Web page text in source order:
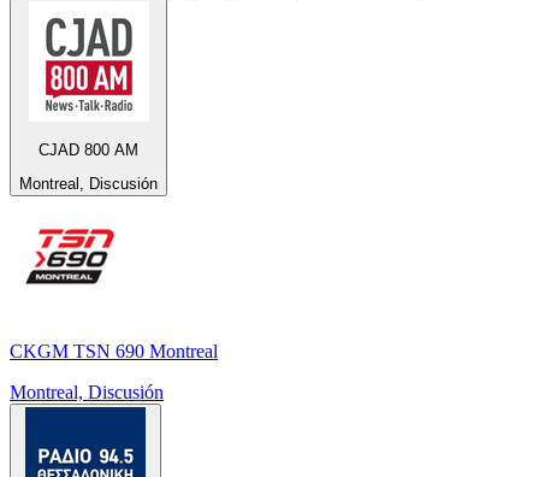
CJAD 800 AM
Montreal, Discusión
CKGM TSN 690 Montreal
Montreal, Discusión